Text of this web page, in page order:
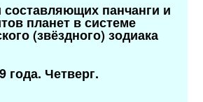
составляющих панчанги и
планет в системе
(звёздного) зодиака
года. Четверг.